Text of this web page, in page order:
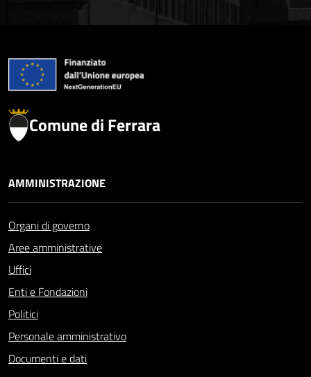
Comune di Ferrara
AMMINISTRAZIONE
Organi di governo
Aree amministrative
Uffici
Enti e Fondazioni
Politici
Personale amministrativo
Documenti e dati